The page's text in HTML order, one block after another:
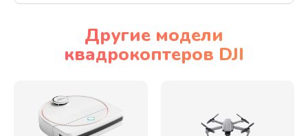
Другие модели
квадрокоптеров DJI